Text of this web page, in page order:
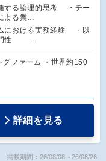
する論理的思考 ・チー
よる業…
における実務経験 ・以
専門性 …
グファーム ・世界約150
詳細を見る
掲載期間：26/08/08～26/08/26